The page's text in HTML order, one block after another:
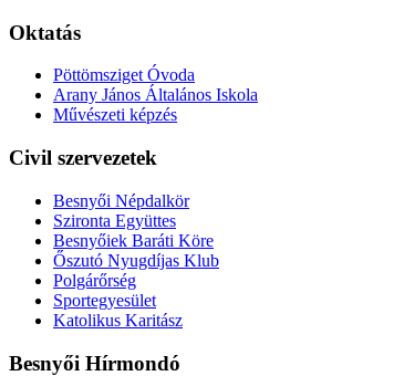
Oktatás
Pöttömsziget Óvoda
Arany János Általános Iskola
Művészeti képzés
Civil szervezetek
Besnyői Népdalkör
Szironta Együttes
Besnyőiek Baráti Köre
Őszutó Nyugdíjas Klub
Polgárőrség
Sportegyesület
Katolikus Karitász
Besnyői Hírmondó